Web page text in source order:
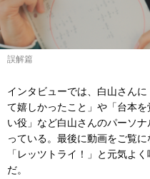
誤解篇
インタビューでは、白山さん
て嬉しかったこと」や「台本
い役」など白山さんのパーソ
っている。最後に動画をご覧
「レッツトライ！」と元気よ
だ。